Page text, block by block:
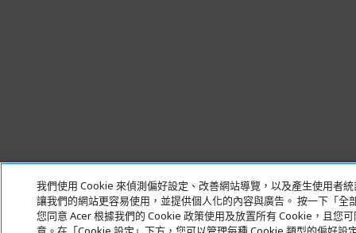
我們使用 Cookie 來偵測偏好設定、改善網站導覽，以及產生使用者
讓我們的網站更容易使用，並提供個人化的內容與廣告。 按一下「全
您同意 Acer 根據我們的 Cookie 政策使用及放置所有 Cookie，且您